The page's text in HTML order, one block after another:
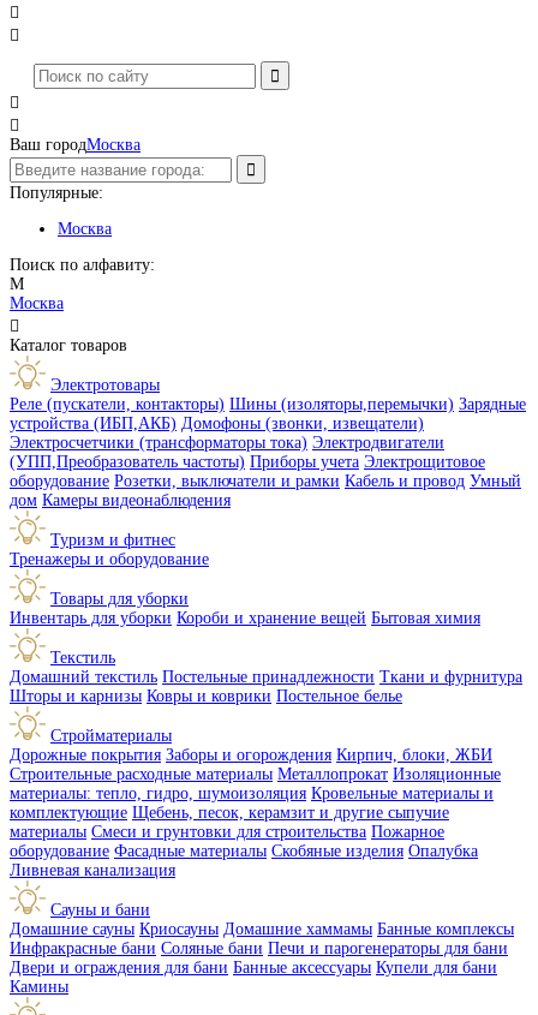




Ваш городМосква
Популярные:
Москва
Поиск по алфавиту:
М
Москва

Каталог товаров
Электротовары
Реле (пускатели, контакторы) Шины (изоляторы,перемычки) Зарядные
устройства (ИБП,АКБ) Домофоны (звонки, извещатели)
Электросчетчики (трансформаторы тока) Электродвигатели
(УПП,Преобразователь частоты) Приборы учета Электрощитовое
оборудование Розетки, выключатели и рамки Кабель и провод Умный
дом Камеры видеонаблюдения
Туризм и фитнес
Тренажеры и оборудование
Товары для уборки
Инвентарь для уборки Короби и хранение вещей Бытовая химия
Текстиль
Домашний текстиль Постельные принадлежности Ткани и фурнитура
Шторы и карнизы Ковры и коврики Постельное белье
Стройматериалы
Дорожные покрытия Заборы и огорождения Кирпич, блоки, ЖБИ
Строительные расходные материалы Металлопрокат Изоляционные
материалы: тепло, гидро, шумоизоляция Кровельные материалы и
комплектующие Щебень, песок, керамзит и другие сыпучие
материалы Смеси и грунтовки для строительства Пожарное
оборудование Фасадные материалы Скобяные изделия Опалубка
Ливневая канализация
Сауны и бани
Домашние сауны Криосауны Домашние хаммамы Банные комплексы
Инфракрасные бани Соляные бани Печи и парогенераторы для бани
Двери и ограждения для бани Банные аксессуары Купели для бани
Камины